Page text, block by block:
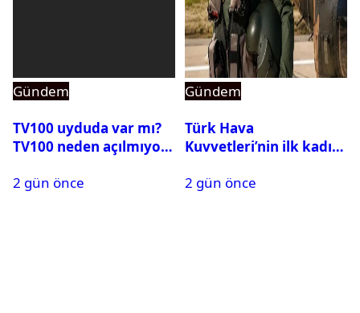
Gündem
TV100 uyduda var mı?
TV100 neden açılmıyor?
2 gün önce
Gündem
Türk Hava
Kuvvetleri’nin ilk kadın
Karapınar hakkında
2 gün önce